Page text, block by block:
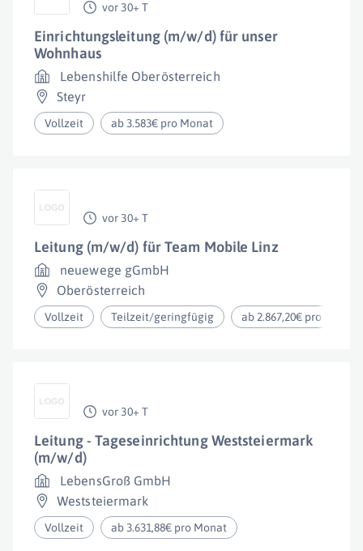
vor 30+ T
Einrichtungsleitung (m/w/d) für unser
Wohnhaus
Lebenshilfe Oberösterreich
Steyr
Vollzeit ab 3.583€ pro Monat
vor 30+ T
Leitung (m/w/d) für Team Mobile Linz
neuewege gGmbH
Oberösterreich
Vollzeit Teilzeit/geringfügig ab 2.867,20€ pro Monat
vor 30+ T
Leitung - Tageseinrichtung Weststeiermark
(m/w/d)
LebensGroß GmbH
Weststeiermark
Vollzeit ab 3.631,88€ pro Monat